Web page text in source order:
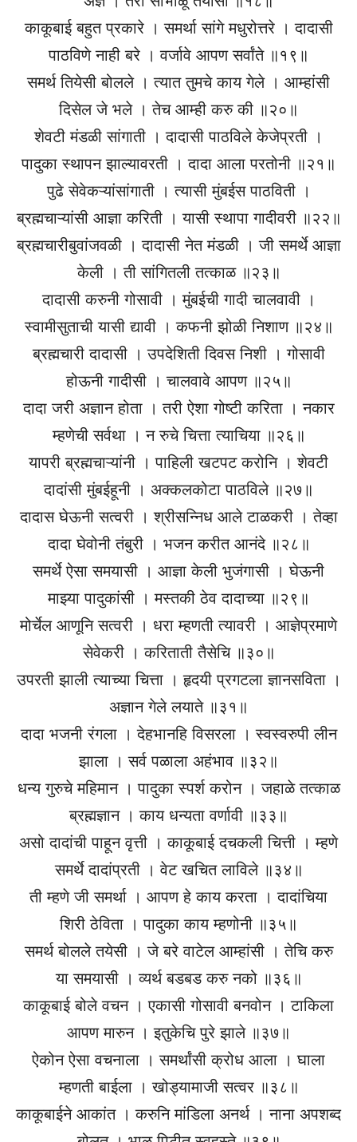
काकूबाई बहुत प्रकारे । समर्था सांगे मधुरोत्तरे । दादासी
पाठविणे नाही बरे । वर्जावे आपण सर्वांते ॥१९॥
समर्थ तियेसी बोलले । त्यात तुमचे काय गेले । आम्हांसी
दिसेल जे भले । तेच आम्ही करु की ॥२०॥
शेवटी मंडळी सांगाती । दादासी पाठविले केजेप्रती ।
पादुका स्थापन झाल्यावरती । दादा आला परतोनी ॥२१॥
पुढे सेवेकऱ्यांसांगाती । त्यासी मुंबईस पाठविती ।
ब्रह्मचाऱ्यांसी आज्ञा करिती । यासी स्थापा गादीवरी ॥२२॥
ब्रह्मचारीबुवांजवळी । दादासी नेत मंडळी । जी समर्थे आज्ञा
केली । ती सांगितली तत्काळ ॥२३॥
दादासी करुनी गोसावी । मुंबईची गादी चालवावी ।
स्वामीसुताची यासी द्यावी । कफनी झोळी निशाण ॥२४॥
ब्रह्मचारी दादासी । उपदेशिती दिवस निशी । गोसावी
होऊनी गादीसी । चालवावे आपण ॥२५॥
दादा जरी अज्ञान होता । तरी ऐशा गोष्टी करिता । नकार
म्हणेची सर्वथा । न रुचे चित्ता त्याचिया ॥२६॥
यापरी ब्रह्मचाऱ्यांनी । पाहिली खटपट करोनि । शेवटी
दादांसी मुंबईहूनी । अक्कलकोटा पाठविले ॥२७॥
दादास घेऊनी सत्वरी । श्रीसन्निध आले टाळकरी । तेव्हा
दादा घेवोनी तंबुरी । भजन करीत आनंदे ॥२८॥
समर्थे ऐसा समयासी । आज्ञा केली भुजंगासी । घेऊनी
माझ्या पादुकांसी । मस्तकी ठेव दादाच्या ॥२९॥
मोर्चेल आणूनि सत्वरी । धरा म्हणती त्यावरी । आज्ञेप्रमाणे
सेवेकरी । करिताती तैसेचि ॥३०॥
उपरती झाली त्याच्या चित्ता । हृदयी प्रगटला ज्ञानसविता ।
अज्ञान गेले लयाते ॥३१॥
दादा भजनी रंगला । देहभानहि विसरला । स्वस्वरुपी लीन
झाला । सर्व पळाला अहंभाव ॥३२॥
धन्य गुरुचे महिमान । पादुका स्पर्श करोन । जहाळे तत्काळ
ब्रह्मज्ञान । काय धन्यता वर्णावी ॥३३॥
असो दादांची पाहून वृत्ती । काकूबाई दचकली चित्ती । म्हणे
समर्थे दादांप्रती । वेट खचित लाविले ॥३४॥
ती म्हणे जी समर्था । आपण हे काय करता । दादांचिया
शिरी ठेविता । पादुका काय म्हणोनी ॥३५॥
समर्थ बोलले तयेसी । जे बरे वाटेल आम्हांसी । तेचि करु
या समयासी । व्यर्थ बडबड करु नको ॥३६॥
काकूबाई बोले वचन । एकासी गोसावी बनवोन । टाकिला
आपण मारुन । इतुकेचि पुरे झाले ॥३७॥
ऐकोन ऐसा वचनाला । समर्थांसी क्रोध आला । घाला
म्हणती बाईला । खोड्यामाजी सत्वर ॥३८॥
काकूबाईने आकांत । करुनि मांडिला अनर्थ । नाना अपशब्द